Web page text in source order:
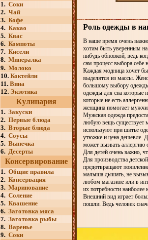
1. Соки
2. Чай
3. Кофе
4. Какао
5. Квас
6. Компоты
7. Кисели
8. Минералка
9. Молоко
10. Коктейли
11. Вина
12. Экзотика
Кулинария
1. Закуски
2. Первые блюда
3. Вторые блюда
4. Соусы
5. Выпечка
6. Десерты
Консервирование
1. Общие правила
2. Консервация
3. Маринование
4. Соление
5. Квашение
6. Заготовка мяса
7. Заготовка рыбы
8. Варенье
9. Соки
Роль одежды в
В наше время очень
хотим быть уверенным
нибудь обновкой, ведь
сам процесс выбора себе
Каждая модница хочет
выделятся из массы.
большому выбору
одежды для сна которые
которые не есть
женщина помогает
Мужская одежда
любую вещь существует
используют при шитье
утюжке и цена дешевле.
может вызвать аллергию
Для детей очень важно,
Для производства
предотвращают
малыша дышать, не
любом магазине или в
их потребности
Внешний вид играет
пошли. Ведь человек